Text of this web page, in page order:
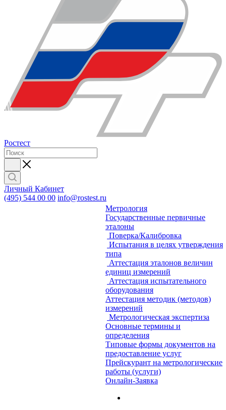
Ростест
Личный Кабинет
(495) 544 00 00 info@rostest.ru
Метрология
Государственные первичные
эталоны
Поверка/Калибровка
Испытания в целях утверждения
типа
Аттестация эталонов величин
единиц измерений
Аттестация испытательного
оборудования
Аттестация методик (методов)
измерений
Метрологическая экспертиза
Основные термины и
определения
Типовые формы документов на
предоставление услуг
Прейскурант на метрологические
работы (услуги)
Онлайн-Заявка